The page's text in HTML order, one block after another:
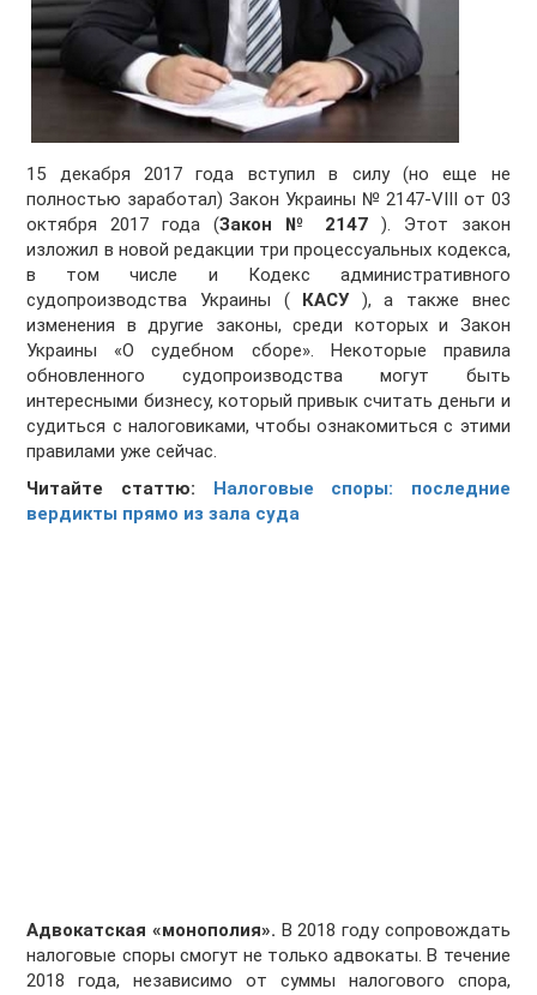
15 декабря 2017 года вступил в силу (но еще не
полностью заработал) Закон Украины № 2147-VIII от 03
октября 2017 года (Закон № 2147). Этот закон
изложил в новой редакции три процессуальных кодекса,
в том числе и Кодекс административного
судопроизводства Украины ( КАСУ), а также внес
изменения в другие законы, среди которых и Закон
Украины «О судебном сборе». Некоторые правила
обновленного судопроизводства могут быть
интересными бизнесу, который привык считать деньги и
судиться с налоговиками, чтобы ознакомиться с этими
правилами уже сейчас.
Читайте статтю: Налоговые споры: последние
вердикты прямо из зала суда
Адвокатская «монополия». В 2018 году cопровождать
налоговые споры смогут не только адвокаты. В течение
2018 года, независимо от суммы налогового спора,